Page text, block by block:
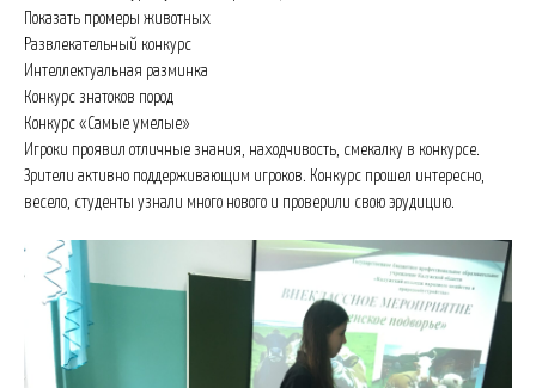
Показать промеры животных
Развлекательный конкурс
Интеллектуальная разминка
Конкурс знатоков пород
Конкурс «Самые умелые»
Игроки проявил отличные знания, находчивость, смекалку в конкурсе.
Зрители активно поддерживающим игроков. Конкурс прошел интересно,
весело, студенты узнали много нового и проверили свою эрудицию.